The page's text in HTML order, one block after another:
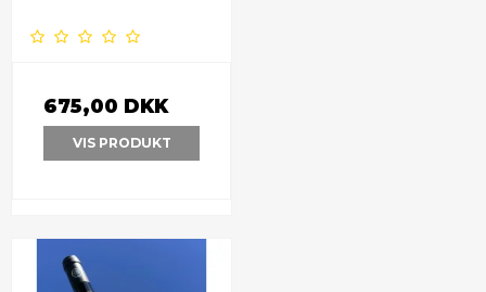
675,00 DKK
VIS PRODUKT